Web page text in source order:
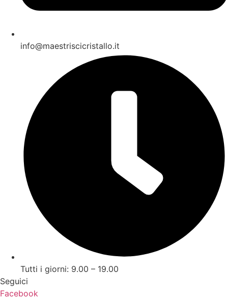
info@maestriscicristallo.it
Tutti i giorni: 9.00 – 19.00
Seguici
Facebook